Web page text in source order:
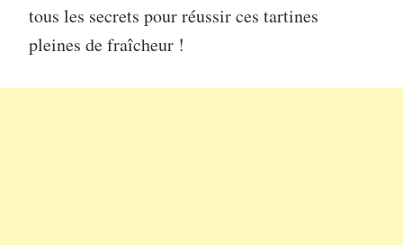
tous les secrets pour réussir ces tartines
pleines de fraîcheur !